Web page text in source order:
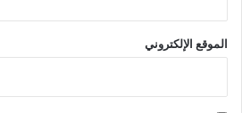
الموقع الإلكتروني